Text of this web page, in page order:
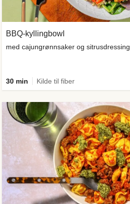
BBQ-kyllingbowl
med cajungrønnsaker og sitrusdressing
30 min Kilde til fiber